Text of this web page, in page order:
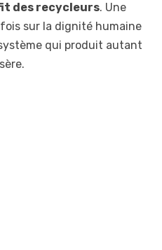
des recycleurs. Une
sur la dignité humaine
qui produit autant